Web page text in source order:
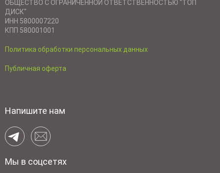
ОБЩЕСТВО С ОГРАНИЧЕННОЙ ОТВЕТСТВЕННОСТЬЮ "ТОП
ДИСК"
ИНН 5800007220
КПП 580001001
Политика обработки персональных данных
Публичная оферта
Напишите нам
Мы в соцсетях